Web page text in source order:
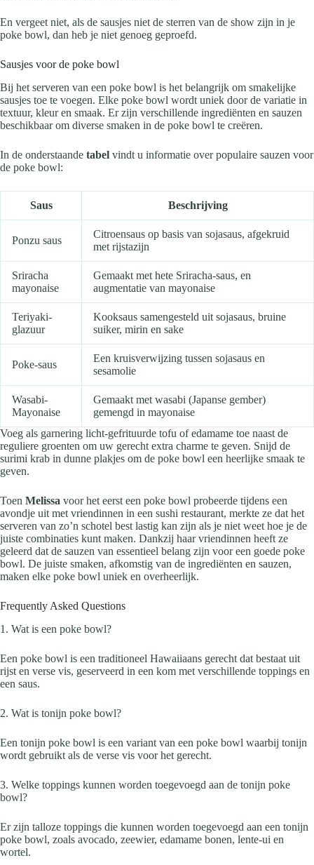
En vergeet niet, als de sausjes niet de sterren van de show zijn in je
poke bowl, dan heb je niet genoeg geproefd.
Sausjes voor de poke bowl
Bij het serveren van een poke bowl is het belangrijk om smakelijke
sausjes toe te voegen. Elke poke bowl wordt uniek door de variatie in
textuur, kleur en smaak. Er zijn verschillende ingrediënten en sauzen
beschikbaar om diverse smaken in de poke bowl te creëren.
In de onderstaande tabel vindt u informatie over populaire sauzen voor
de poke bowl:
Saus Beschrijving
Ponzu saus
Citroensaus op basis van sojasaus, afgekruid
met rijstazijn
Sriracha
mayonaise
Gemaakt met hete Sriracha-saus, en
augmentatie van mayonaise
Teriyaki-
glazuur
Kooksaus samengesteld uit sojasaus, bruine
suiker, mirin en sake
Poke-saus
Een kruisverwijzing tussen sojasaus en
sesamolie
Wasabi-
Mayonaise
Gemaakt met wasabi (Japanse gember)
gemengd in mayonaise
Voeg als garnering licht-gefrituurde tofu of edamame toe naast de
reguliere groenten om uw gerecht extra charme te geven. Snijd de
surimi krab in dunne plakjes om de poke bowl een heerlijke smaak te
geven.
Toen Melissa voor het eerst een poke bowl probeerde tijdens een
avondje uit met vriendinnen in een sushi restaurant, merkte ze dat het
serveren van zo’n schotel best lastig kan zijn als je niet weet hoe je de
juiste combinaties kunt maken. Dankzij haar vriendinnen heeft ze
geleerd dat de sauzen van essentieel belang zijn voor een goede poke
bowl. De juiste smaken, afkomstig van de ingrediënten en sauzen,
maken elke poke bowl uniek en overheerlijk.
Frequently Asked Questions
1. Wat is een poke bowl?
Een poke bowl is een traditioneel Hawaiiaans gerecht dat bestaat uit
rijst en verse vis, geserveerd in een kom met verschillende toppings en
een saus.
2. Wat is tonijn poke bowl?
Een tonijn poke bowl is een variant van een poke bowl waarbij tonijn
wordt gebruikt als de verse vis voor het gerecht.
3. Welke toppings kunnen worden toegevoegd aan de tonijn poke
bowl?
Er zijn talloze toppings die kunnen worden toegevoegd aan een tonijn
poke bowl, zoals avocado, zeewier, edamame bonen, lente-ui en
wortel.